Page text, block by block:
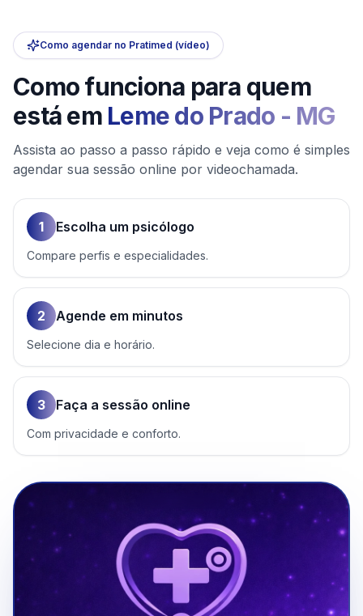
Como agendar no Pratimed (vídeo)
Como funciona para quem
está em Leme do Prado - MG
Assista ao passo a passo rápido e veja como é simples
agendar sua sessão online por videochamada.
1 Escolha um psicólogo
Compare perfis e especialidades.
2 Agende em minutos
Selecione dia e horário.
3 Faça a sessão online
Com privacidade e conforto.